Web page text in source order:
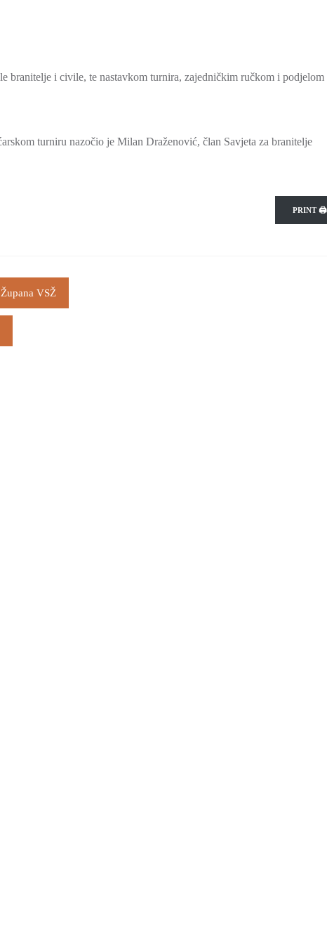
branitelje i civile, te nastavkom turnira, zajedničkim ručkom i podjelom
turniru nazočio je Milan Draženović, član Savjeta za branitelje
PRINT 🖨
VSŽ